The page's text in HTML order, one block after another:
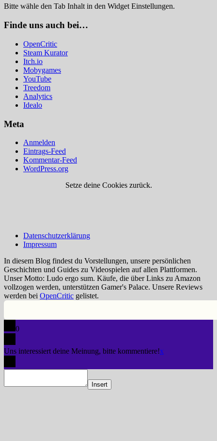
Bitte wähle den Tab Inhalt in den Widget Einstellungen.
Finde uns auch bei…
OpenCritic
Steam Kurator
Itch.io
Mobygames
YouTube
Treedom
Analytics
Idealo
Meta
Anmelden
Eintrags-Feed
Kommentar-Feed
WordPress.org
Setze deine Cookies zurück.
Datenschutzerklärung
Impressum
In diesem Blog findest du Vorstellungen, unsere persönlichen
Geschichten und Guides zu Videospielen auf allen Plattformen.
Unser Motto: Ludo ergo sum. Käufe, die über Links zu Amazon
vollzogen werden, unterstützen Gamer's Palace. Unsere Reviews
werden bei OpenCritic gelistet.
0
Uns interessiert deine Meinung, bitte kommentiere!x
Insert